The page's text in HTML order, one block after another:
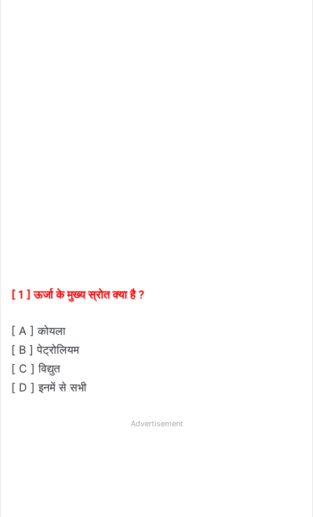
[ 1 ] ऊर्जा के मुख्य स्रोत क्या है ?
[ A ] कोयला
[ B ] पेट्रोलियम
[ C ] विद्युत
[ D ] इनमें से सभी
Advertisement